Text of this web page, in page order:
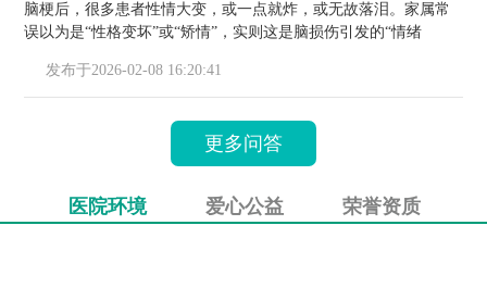
脑梗后，很多患者性情大变，或一点就炸，或无故落泪。家属常
误以为是“性格变坏”或“矫情”，实则这是脑损伤引发的“情绪
发布于2026-02-08 16:20:41
更多问答
医院环境 爱心公益 荣誉资质